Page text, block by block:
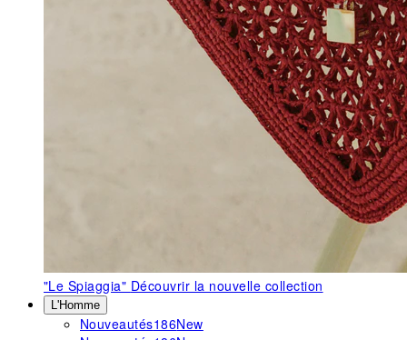
"Le Spiaggia" Découvrir la nouvelle collection
L'Homme
Nouveautés186New